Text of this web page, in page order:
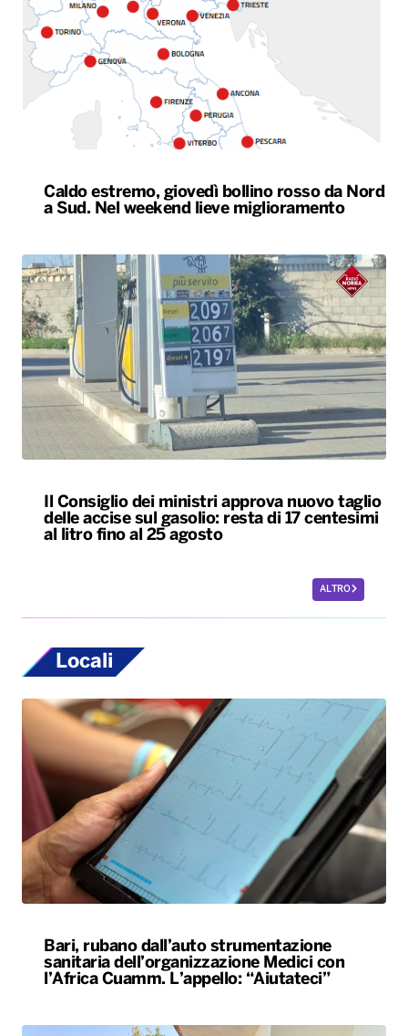
Caldo estremo, giovedì bollino rosso da Nord
a Sud. Nel weekend lieve miglioramento
Il Consiglio dei ministri approva nuovo taglio
delle accise sul gasolio: resta di 17 centesimi
al litro fino al 25 agosto
ALTRO
Locali
Bari, rubano dall’auto strumentazione
sanitaria dell’organizzazione Medici con
l’Africa Cuamm. L’appello: “Aiutateci”